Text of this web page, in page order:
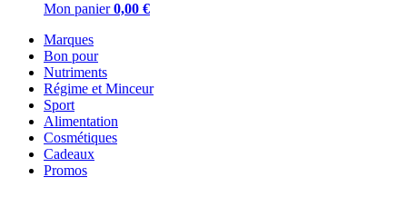
Mon panier 0,00 €
Marques
Bon pour
Nutriments
Régime et Minceur
Sport
Alimentation
Cosmétiques
Cadeaux
Promos